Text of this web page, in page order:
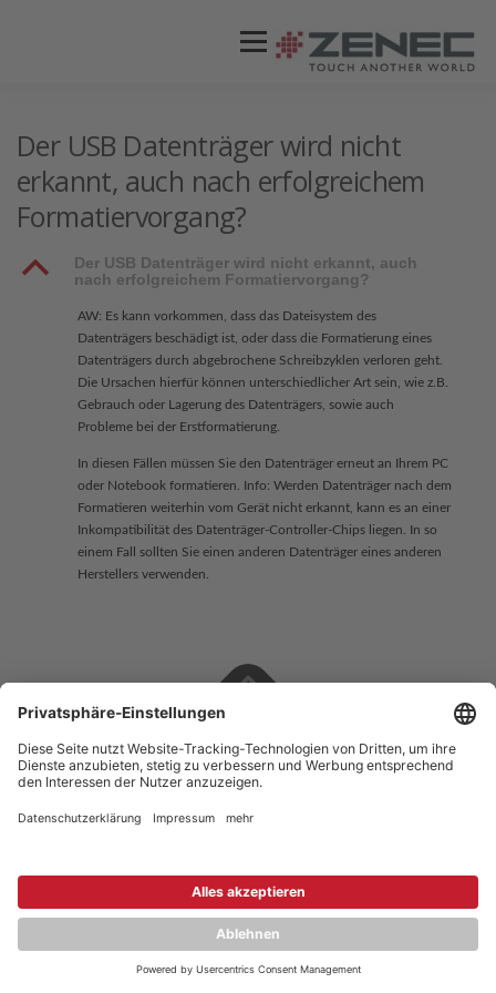
Menü
STORES / HÄNDLER SUPPORT
Der USB Datenträger wird nicht
erkannt, auch nach erfolgreichem
Formatiervorgang?
B
Der USB Datenträger wird nicht erkannt, auch
nach erfolgreichem Formatiervorgang?
AW: Es kann vorkommen, dass das Dateisystem des
Datenträgers beschädigt ist, oder dass die Formatierung eines
Datenträgers durch abgebrochene Schreibzyklen verloren geht.
Die Ursachen hierfür können unterschiedlicher Art sein, wie z.B.
Gebrauch oder Lagerung des Datenträgers, sowie auch
Probleme bei der Erstformatierung.
In diesen Fällen müssen Sie den Datenträger erneut an Ihrem PC
oder Notebook formatieren. Info: Werden Datenträger nach dem
Formatieren weiterhin vom Gerät nicht erkannt, kann es an einer
Inkompatibilität des Datenträger-Controller-Chips liegen. In so
einem Fall sollten Sie einen anderen Datenträger eines anderen
Herstellers verwenden.
Copyright © 2026 ZENEC
Impressum,Legal notice
YouTube
Documents